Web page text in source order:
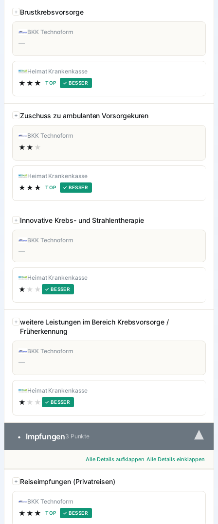
Brustkrebsvorsorge
BKK Technoform
—
Heimat Krankenkasse
★★★ TOP ✓ BESSER
Zuschuss zu ambulanten Vorsorgekuren
BKK Technoform
★★ ★
Heimat Krankenkasse
★★★ TOP ✓ BESSER
Innovative Krebs- und Strahlentherapie
BKK Technoform
—
Heimat Krankenkasse
★ ★★ ✓ BESSER
weitere Leistungen im Bereich Krebsvorsorge /
Früherkennung
BKK Technoform
—
Heimat Krankenkasse
★ ★★ ✓ BESSER
• Impfungen3 Punkte ▾
Alle Details aufklappen Alle Details einklappen
Reiseimpfungen (Privatreisen)
BKK Technoform
★★★ TOP ✓ BESSER